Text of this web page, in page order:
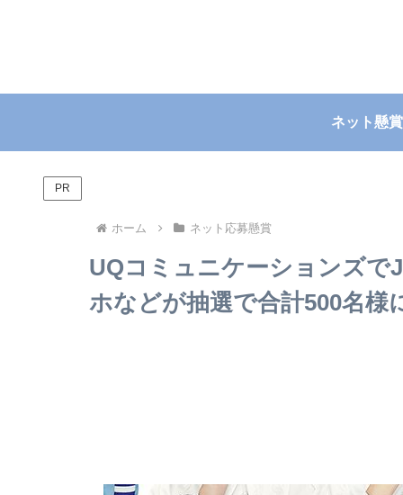
ネット懸賞
PR
ホーム ネット応募懸賞
UQコミュニケーションズで
ホなどが抽選で合計500名様